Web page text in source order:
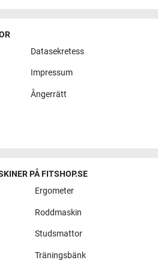
Datasekretess
Impressum
Ångerrätt
PÅ FITSHOP.SE
Ergometer
Roddmaskin
Studsmattor
Träningsbänk